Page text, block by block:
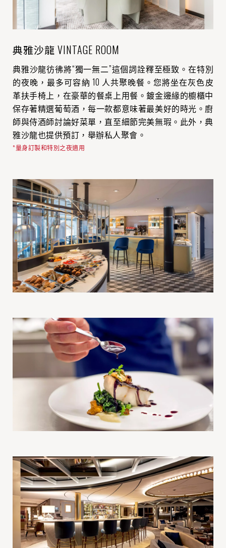
典雅沙龍 VINTAGE ROOM
典雅沙龍彷彿將“獨一無二”這個詞詮釋至極致。在特別
的夜晚，最多可容納 10 人共聚晚餐。您將坐在灰色皮
革扶手椅上，在豪華的餐桌上用餐。鍍金邊緣的櫥櫃中
保存著精選葡萄酒，每一款都意味著最美好的時光。廚
師與侍酒師討論好菜單，直至細節完美無瑕。此外，典
雅沙龍也提供預訂，舉辦私人聚會。
*量身訂製和特別之夜適用